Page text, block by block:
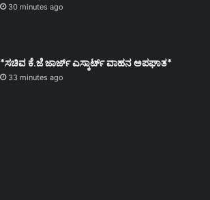
30 minutes ago
*ಸಚಿವ ಕೆ.ಜೆ ಜಾರ್ಜ್ ಎಸ್ಕಾರ್ಟ್ ವಾಹನ ಅಪಘಾತ*
33 minutes ago